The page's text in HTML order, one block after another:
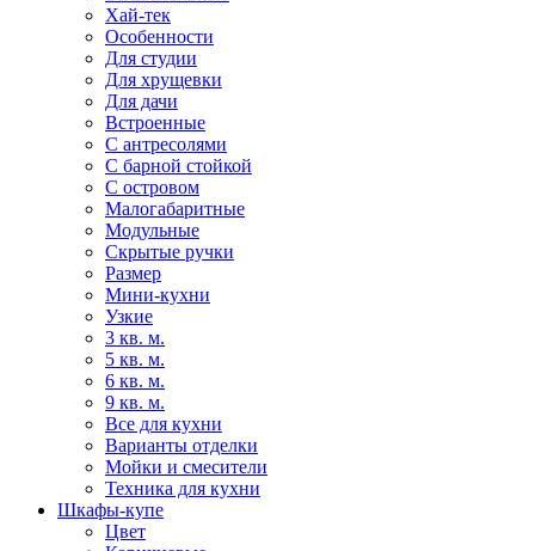
Хай-тек
Особенности
Для студии
Для хрущевки
Для дачи
Встроенные
С антресолями
С барной стойкой
С островом
Малогабаритные
Модульные
Скрытые ручки
Размер
Мини-кухни
Узкие
3 кв. м.
5 кв. м.
6 кв. м.
9 кв. м.
Все для кухни
Варианты отделки
Мойки и смесители
Техника для кухни
Шкафы-купе
Цвет